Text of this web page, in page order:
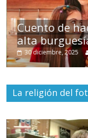
Cuento de
alta
30 diciembre, 2025
La religión del